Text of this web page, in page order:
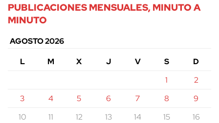
PUBLICACIONES MENSUALES, MINUTO A
MINUTO
AGOSTO 2026
L
M X J V S
D
1
2
3
4 5 6 7 8
9
10
11 12 13 14 15 16